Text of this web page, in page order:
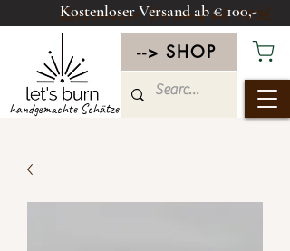
handgemachte Schätze
--> SHOP
Kostenloser Versand ab 100€
Kostenloser Versand ab € 100,-